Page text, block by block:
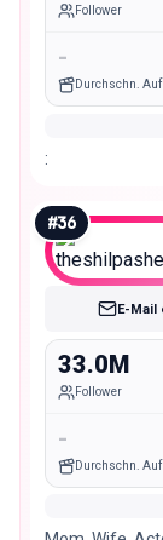
Follower
-
Durchschn.
:
#36
E-Mail
33.0M
Follower
-
Durchschn.